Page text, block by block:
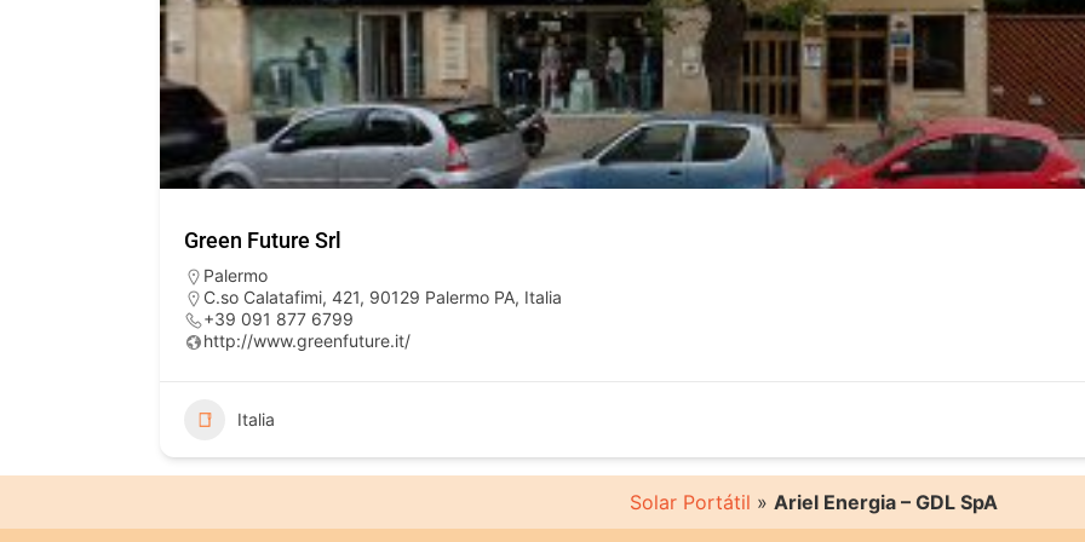
Green Future Srl
Palermo
C.so Calatafimi, 421, 90129 Palermo PA, Italia
+39 091 877 6799
http://www.greenfuture.it/
Italia
Solar Portátil » Ariel Energia – GDL SpA